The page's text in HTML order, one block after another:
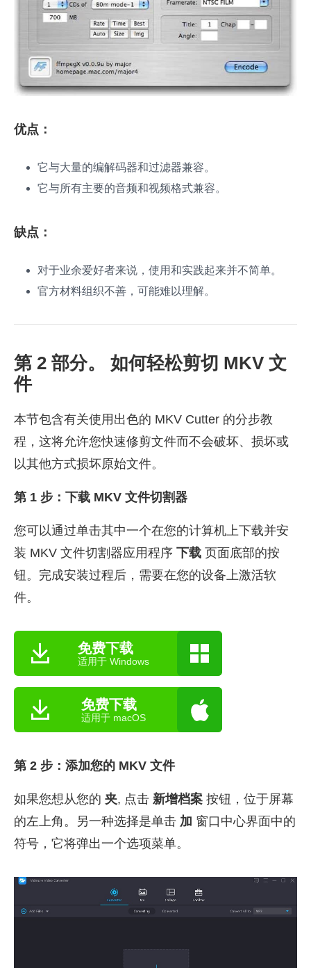
优点：
它与大量的编解码器和过滤器兼容。
它与所有主要的音频和视频格式兼容。
缺点：
对于业余爱好者来说，使用和实践起来并不简单。
官方材料组织不善，可能难以理解。
第 2 部分。 如何轻松剪切 MKV 文
件
本节包含有关使用出色的 MKV Cutter 的分步教
程，这将允许您快速修剪文件而不会破坏、损坏或
以其他方式损坏原始文件。
第 1 步：下载 MKV 文件切割器
您可以通过单击其中一个在您的计算机上下载并安
装 MKV 文件切割器应用程序 下载 页面底部的按
钮。完成安装过程后，需要在您的设备上激活软
件。
免费下载
适用于 Windows
免费下载
适用于 macOS
第 2 步：添加您的 MKV 文件
如果您想从您的 夹, 点击 新增档案 按钮，位于屏幕
的左上角。另一种选择是单击 加 窗口中心界面中的
符号，它将弹出一个选项菜单。